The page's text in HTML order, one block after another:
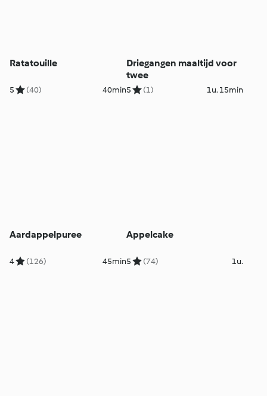
Ratatouille
5 (40) 40min
Driegangen maaltijd voor
twee
5 (1) 1u. 15min
Aardappelpuree
4 (126) 45min
Appelcake
5 (74) 1u.